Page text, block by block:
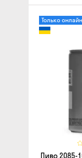
Только онлайн
Пиво 2085-